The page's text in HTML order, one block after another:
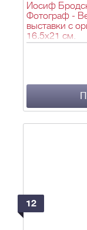
Иосиф
Фотограф -
выставки с
16,5х21 см.
12